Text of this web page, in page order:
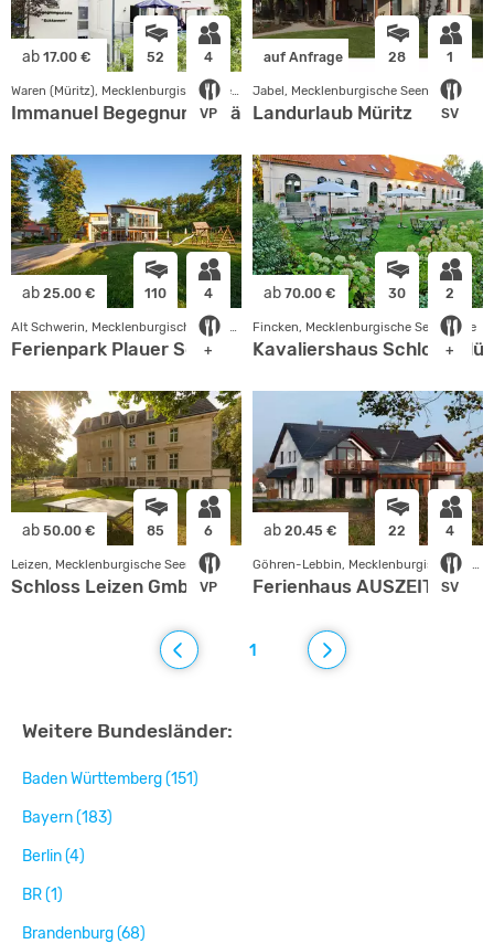
ab 17.00 € 52 4
VP
Waren (Müritz), Mecklenburgische Seenplatte
Immanuel Begegnungsstätte Ecktannen
auf Anfrage 28 1
SV
Jabel, Mecklenburgische Seenplatte
Landurlaub Müritz
ab 25.00 € 110 4
+
Alt Schwerin, Mecklenburgische Seenplatte
Ferienpark Plauer See
ab 70.00 € 30 2
+
Fincken, Mecklenburgische Seenplatte
Kavaliershaus Schloss
ab 50.00 € 85 6
VP
Leizen, Mecklenburgische Seenplatte
Schloss Leizen GmbH
ab 20.45 € 22 4
SV
Ferienhaus AUSZEIT
1
Weitere Bundesländer:
Baden Württemberg (151)
Bayern (183)
Berlin (4)
BR (1)
Brandenburg (68)